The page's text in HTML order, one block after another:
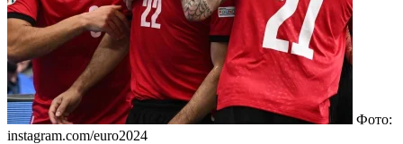
Фото:
instagram.com/euro2024